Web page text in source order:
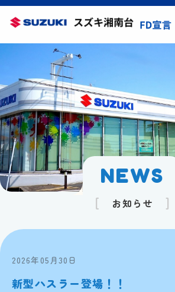
NEWS
お知らせ
2026年05月30日
新型ハスラー登場！！